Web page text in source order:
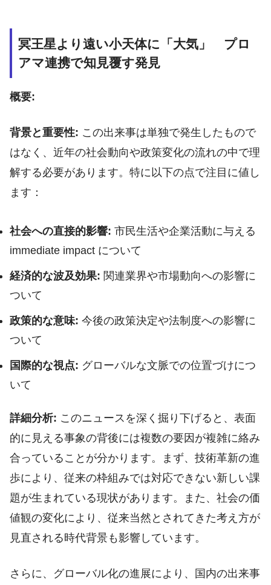
冥王星より遠い小天体に「大気」 プロ
アマ連携で知見覆す発見
概要:
背景と重要性: この出来事は単独で発生したもので
はなく、近年の社会動向や政策変化の流れの中で理
解する必要があります。特に以下の点で注目に値し
ます：
社会への直接的影響: 市民生活や企業活動に与える
immediate impact について
経済的な波及効果: 関連業界や市場動向への影響に
ついて
政策的な意味: 今後の政策決定や法制度への影響に
ついて
国際的な視点: グローバルな文脈での位置づけにつ
いて
詳細分析: このニュースを深く掘り下げると、表面
的に見える事象の背後には複数の要因が複雑に絡み
合っていることが分かります。まず、技術革新の進
歩により、従来の枠組みでは対応できない新しい課
題が生まれている現状があります。また、社会の価
値観の変化により、従来当然とされてきた考え方が
見直される時代背景も影響しています。
さらに、グローバル化の進展により、国内の出来事